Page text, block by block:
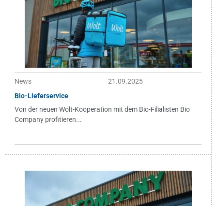
News
21.09.2025
Bio-Lieferservice
Von der neuen Wolt-Kooperation mit dem Bio-Filialisten Bio
Company profitieren...